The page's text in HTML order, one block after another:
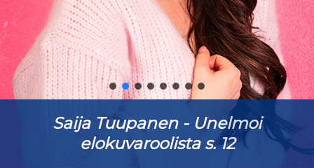
Saija Tuupanen - Unelmoi
elokuvaroolista s. 12